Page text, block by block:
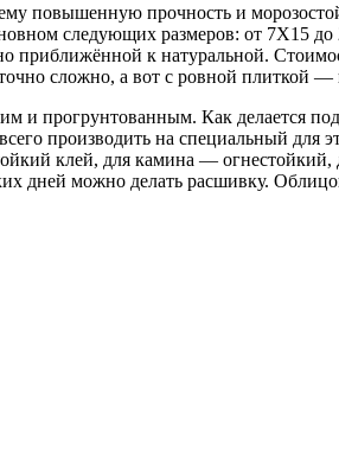
повышенную прочность и
следующих размеров: от 7Х15 до
приближённой к натуральной.
сложно, а вот с ровной плиткой —
и прогрунтованным. Как делается
производить на специальный для
клей, для камина — огнестойкий,
дней можно делать расшивку.